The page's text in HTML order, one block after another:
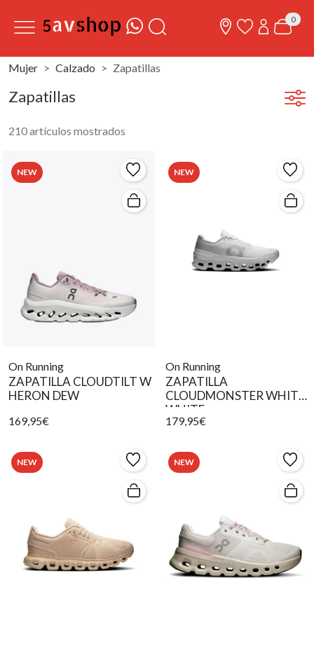
0
Mujer Calzado Zapatillas
Zapatillas
210 artículos mostrados
NEW
On Running
ZAPATILLA CLOUDTILT W
HERON DEW
169,95€
NEW
On Running
ZAPATILLA
CLOUDMONSTER WHITE
WHITE
179,95€
NEW NEW